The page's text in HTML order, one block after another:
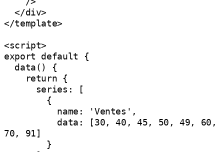
  </div>
</template>
<script>
export default {
70, 91]